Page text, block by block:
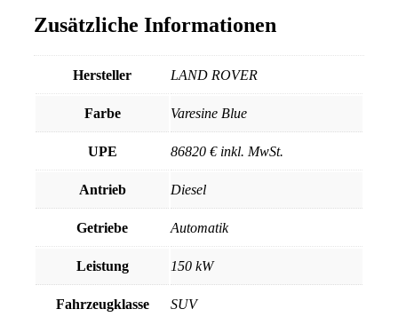
Zusätzliche Informationen
Hersteller LAND ROVER
Farbe Varesine Blue
UPE 86820 € inkl. MwSt.
Antrieb Diesel
Getriebe Automatik
Leistung 150 kW
Fahrzeugklasse SUV